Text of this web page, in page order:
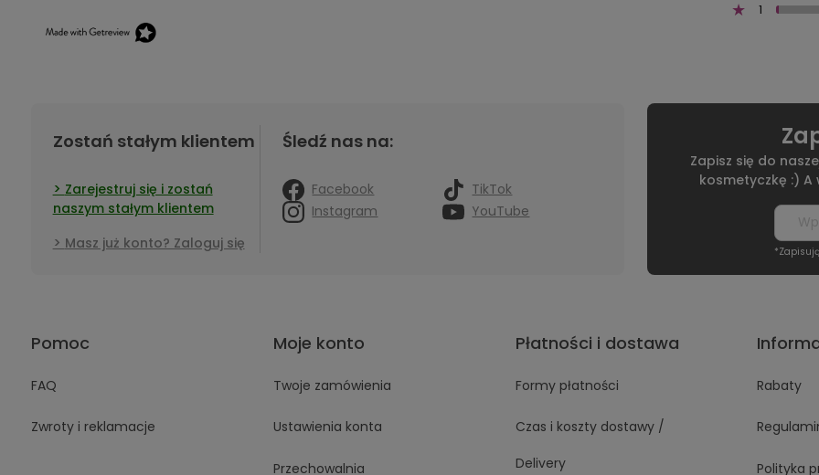
1
Zostań stałym klientem
Zarejestruj się i zostań
naszym stałym klientem
Masz już konto? Zaloguj się
Śledź nas na:
Facebook
TikTok
Instagram
YouTube
Zapisz się do
kosmetyczkę :)
Pomoc
FAQ
Zwroty i reklamacje
Moje konto
Twoje zamówienia
Ustawienia konta
Przechowalnia
Płatności i dostawa
Formy płatności
Czas i koszty dostawy /
Delivery
Rabaty
Polityka